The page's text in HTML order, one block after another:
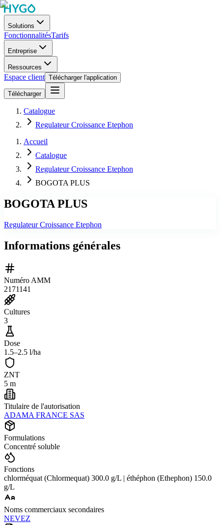
Solutions
FonctionnalitésTarifs
Entreprise
Ressources
Espace client Télécharger l'application
Télécharger
Catalogue
Regulateur Croissance Etephon
Accueil
Catalogue
Regulateur Croissance Etephon
BOGOTA PLUS
BOGOTA PLUS
Regulateur Croissance Etephon
Informations générales
Numéro AMM
2171141
Cultures
3
Dose
1.5–2.5 l/ha
ZNT
5 m
Titulaire de l'autorisation
ADAMA FRANCE SAS
Formulations
Concentré soluble
Fonctions
chlorméquat (Chlormequat) 300.0 g/L | éthéphon (Ethephon) 150.0
g/L
Noms commerciaux secondaires
NEVEZ